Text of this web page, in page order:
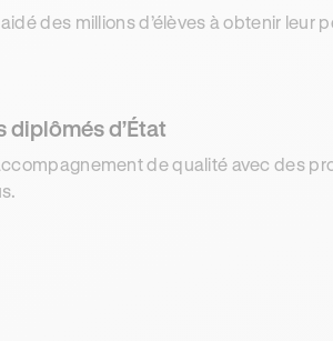
des millions d’élèves à obtenir leur
diplômés d’État
de qualité avec des